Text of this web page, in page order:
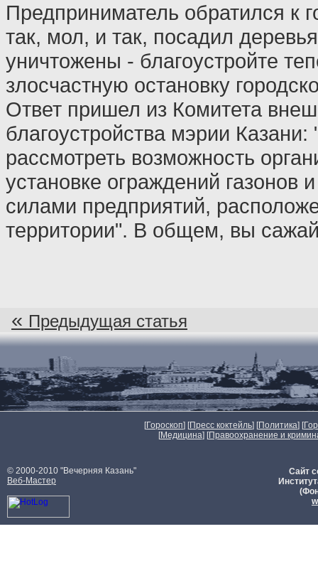
Предприниматель обратился к
так, мол, и так, посадил
уничтожены - благоустройте
злосчастную остановку
Ответ пришел из Комитета
благоустройства мэрии
рассмотреть возможность
установке ограждений газонов
силами предприятий,
территории". В общем, вы
« Предыдущая статья
[Гороскоп] [Пресс коктейль] [Политика] [
[Медицина] [Правоохранение и
© 2000-2010 "Вечерняя Казань"
Веб-Мастер
Сайт